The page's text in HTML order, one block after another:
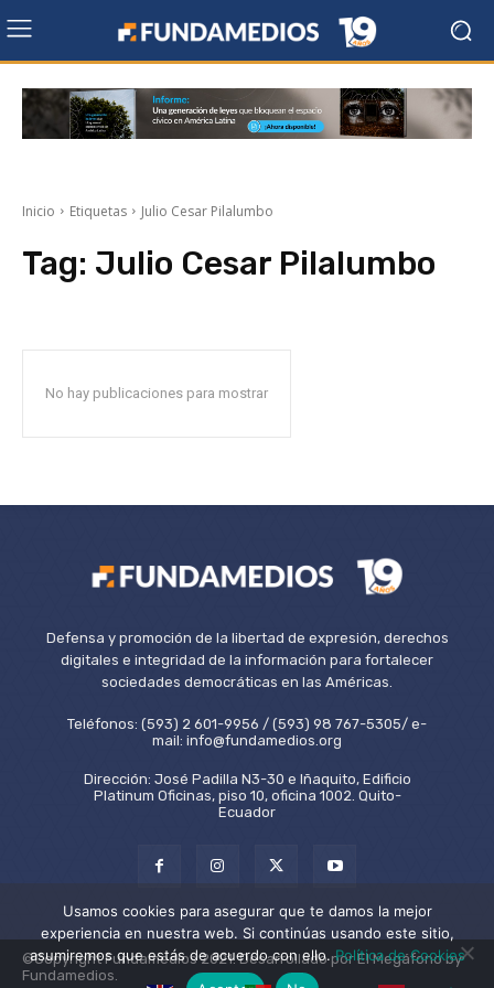
Inicio Etiquetas Julio Cesar Pilalumbo
Tag: Julio Cesar Pilalumbo
No hay publicaciones para mostrar
Defensa y promoción de la libertad de expresión, derechos
digitales e integridad de la información para fortalecer
sociedades democráticas en las Américas.
Teléfonos: (593) 2 601-9956 / (593) 98 767-5305/ e-
mail: info@fundamedios.org
Dirección: José Padilla N3-30 e Iñaquito, Edificio
Platinum Oficinas, piso 10, oficina 1002. Quito-
Ecuador
©Copyright Fundamedios 2021. Desarrollado por El Megáfono by
Fundamedios.
Usamos cookies para asegurar que te damos la mejor
experiencia en nuestra web. Si continúas usando este sitio,
asumiremos que estás de acuerdo con ello.Política de Cookies